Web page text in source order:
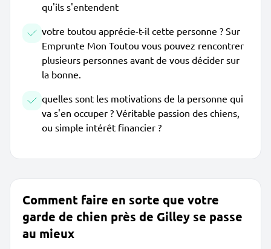
qu'ils s'entendent
votre toutou apprécie-t-il cette personne ? Sur
Emprunte Mon Toutou vous pouvez rencontrer
plusieurs personnes avant de vous décider sur
la bonne.
quelles sont les motivations de la personne qui
va s'en occuper ? Véritable passion des chiens,
ou simple intérêt financier ?
Comment faire en sorte que votre
garde de chien près de Gilley se passe
au mieux